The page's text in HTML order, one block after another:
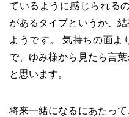
ているように感じられる
があるタイプというか、
ようです。 気持ちの面よ
で、ゆみ様から見たら言
と思います。
将来一緒になるにあたっ